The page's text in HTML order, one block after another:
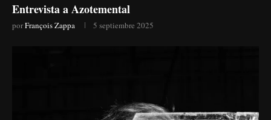
Entrevista a Azotemental
porFrançois Zappa 5 septiembre 2025